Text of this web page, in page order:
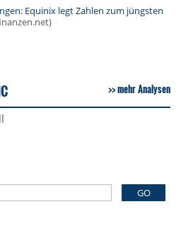
Equinix legt Zahlen zum jüngsten
mehr Analysen
GO